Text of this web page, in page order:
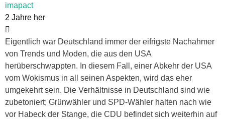
imapact
2 Jahre her
Eigentlich war Deutschland immer der eifrigste Nachahmer
von Trends und Moden, die aus den USA
herüberschwappten. In diesem Fall, einer Abkehr der USA
vom Wokismus in all seinen Aspekten, wird das eher
umgekehrt sein. Die Verhältnisse in Deutschland sind wie
zubetoniert; Grünwähler und SPD-Wähler halten nach wie
vor Habeck der Stange, die CDU befindet sich weiterhin auf